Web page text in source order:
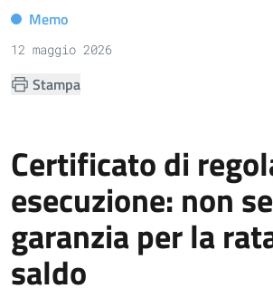
Memo
12 maggio 2026
Stampa
Certificato di
esecuzione: non
garanzia per la
saldo